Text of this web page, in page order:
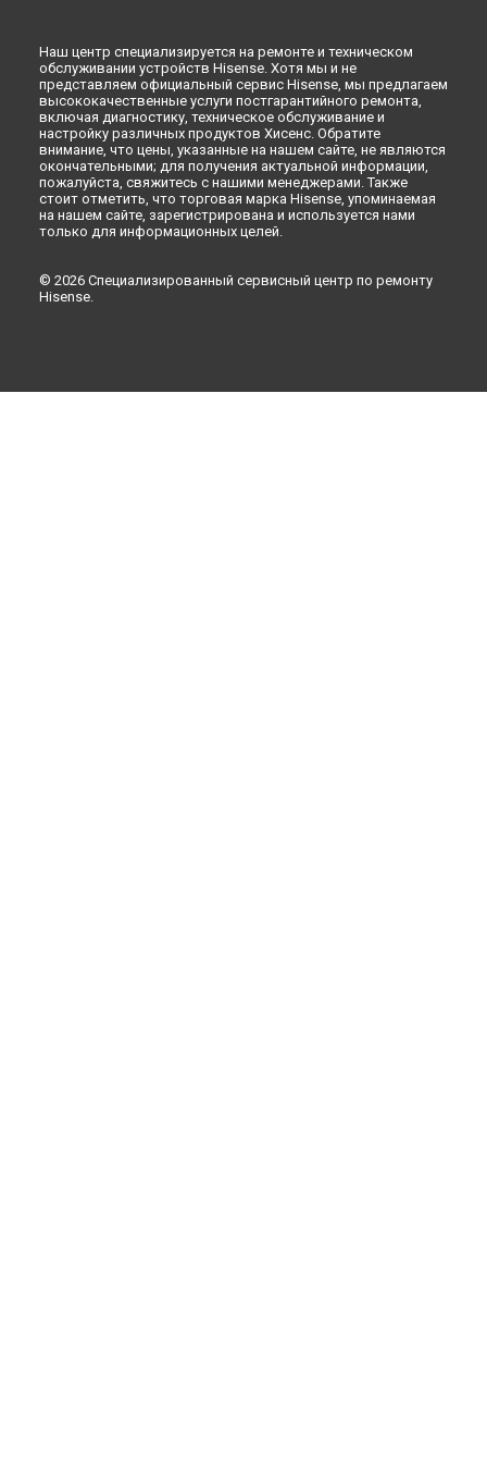
Наш центр специализируется на ремонте и техническом
обслуживании устройств Hisense. Хотя мы и не
представляем официальный сервис Hisense, мы предлагаем
высококачественные услуги постгарантийного ремонта,
включая диагностику, техническое обслуживание и
настройку различных продуктов Хисенс. Обратите
внимание, что цены, указанные на нашем сайте, не являются
окончательными; для получения актуальной информации,
пожалуйста, свяжитесь с нашими менеджерами. Также
стоит отметить, что торговая марка Hisense, упоминаемая
на нашем сайте, зарегистрирована и используется нами
только для информационных целей.
© 2026 Специализированный сервисный центр по ремонту
Hisense.